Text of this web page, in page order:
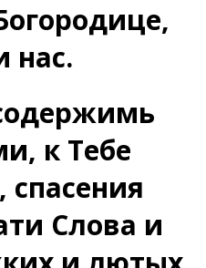
нас.
к Тебе
спасения
Слова и